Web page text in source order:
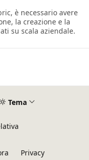
è necessario avere
la creazione e la
su scala aziendale.
Tema
Privacy